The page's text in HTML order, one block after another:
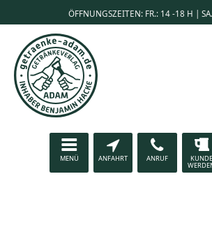
ÖFFNUNGSZEITEN: FR.: 14 -18 H |
MENÜ ANFAHRT ANRUF KUNDE